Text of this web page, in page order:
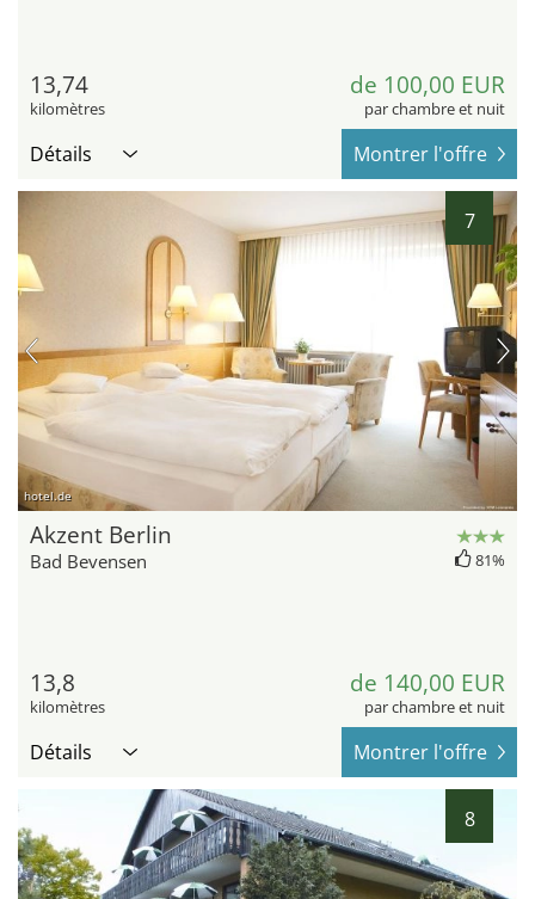
13,74
kilomètres
de 100,00 EUR
par chambre et nuit
Détails Montrer l'offre
7
hotel.de
Akzent Berlin
Bad Bevensen 81%
13,8
kilomètres
de 140,00 EUR
par chambre et nuit
Détails Montrer l'offre
8